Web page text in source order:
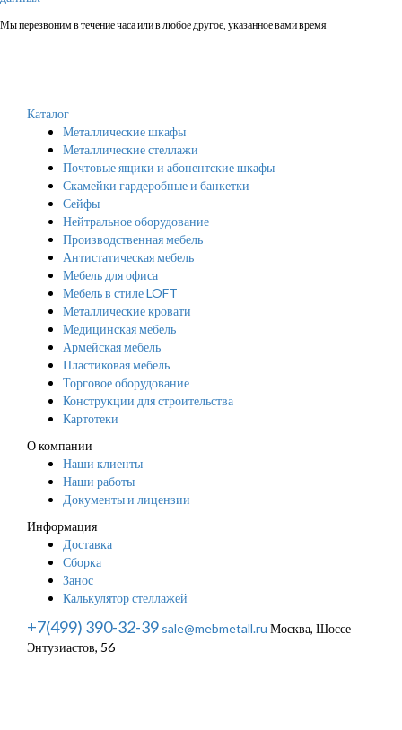
Мы перезвоним в течение часа или в любое другое, указанное вами время
Каталог
Металлические шкафы
Металлические стеллажи
Почтовые ящики и абонентские шкафы
Скамейки гардеробные и банкетки
Сейфы
Нейтральное оборудование
Производственная мебель
Антистатическая мебель
Мебель для офиса
Мебель в стиле LOFT
Металлические кровати
Медицинская мебель
Армейская мебель
Пластиковая мебель
Торговое оборудование
Конструкции для строительства
Картотеки
О компании
Наши клиенты
Наши работы
Документы и лицензии
Информация
Доставка
Сборка
Занос
Калькулятор стеллажей
+7(499) 390-32-39 sale@mebmetall.ru Москва, Шоссе
Энтузиастов, 56